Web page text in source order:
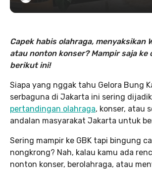
Capek habis olahraga, menyaksikan
atau nonton konser? Mampir saja ke
berikut ini!
Siapa yang nggak tahu Gelora Bung
serbaguna di Jakarta ini sering
pertandingan olahraga, konser, atau
andalan masyarakat Jakarta untuk
Sering mampir ke GBK tapi bingung
nongkrong? Nah, kalau kamu ada
nonton konser, berolahraga, atau